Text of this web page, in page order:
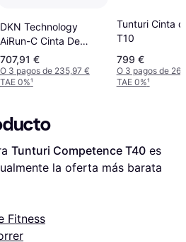
DKN Technology
AiRun-C Cinta De
Andar
707,91 €
O 3 pagos de 235,97 €
TAE 0%¹
Tunturi Cinta
T10
799 €
O 3 pagos de
TAE 0%¹
Tunturi Competence T40
la oferta más barata
Fitness